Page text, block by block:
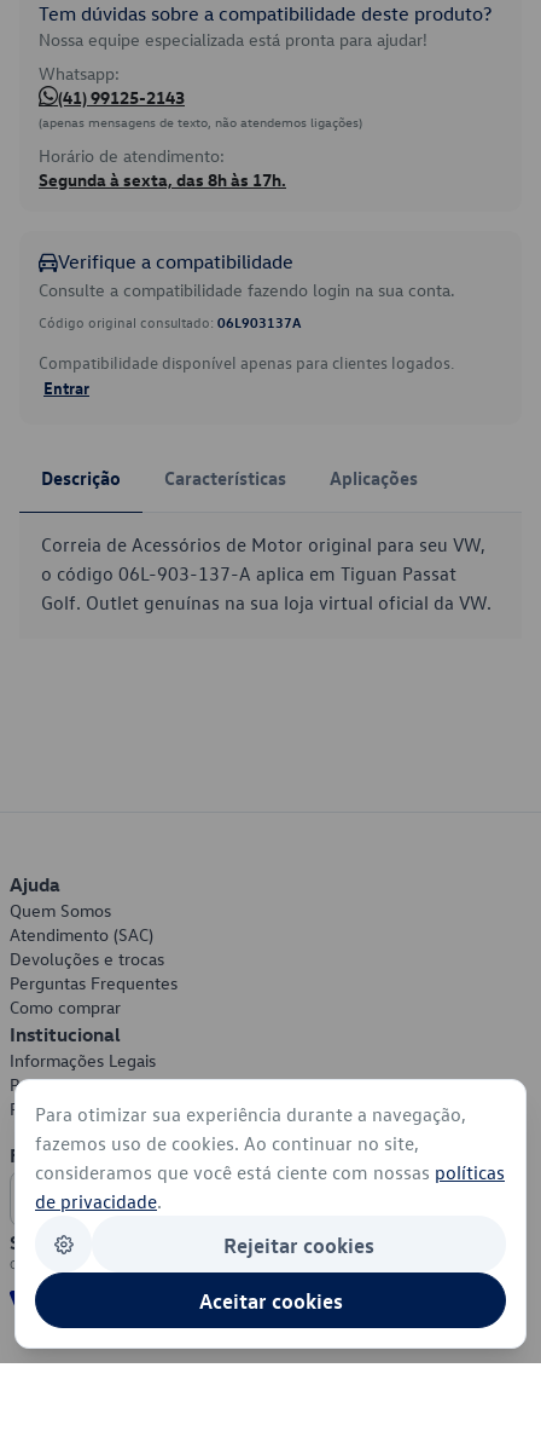
Tem dúvidas sobre a compatibilidade deste produto?
Nossa equipe especializada está pronta para ajudar!
Whatsapp:
(41) 99125-2143
(apenas mensagens de texto, não atendemos ligações)
Horário de atendimento:
Segunda à sexta, das 8h às 17h.
Verifique a compatibilidade
Consulte a compatibilidade fazendo login na sua conta.
Código original consultado: 06L903137A
Compatibilidade disponível apenas para clientes logados.
Entrar
Descrição Características Aplicações
Correia de Acessórios de Motor original para seu VW,
o código 06L-903-137-A aplica em Tiguan Passat
Golf. Outlet genuínas na sua loja virtual oficial da VW.
Ajuda
Quem Somos
Atendimento (SAC)
Devoluções e trocas
Perguntas Frequentes
Como comprar
Institucional
Informações Legais
Política de Privacidade
Política de Cookies
Formas de Pagamento
Segurança
Para otimizar sua experiência durante a navegação,
fazemos uso de cookies. Ao continuar no site,
consideramos que você está ciente com nossas políticas
de privacidade.
Rejeitar cookies
Aceitar cookies